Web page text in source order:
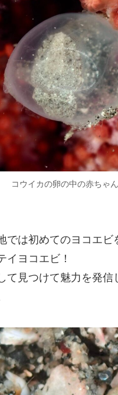
コウイカの卵の中の赤ちゃん
では初めてのヨコエビ
イヨコエビ！
て見つけて魅力を発信